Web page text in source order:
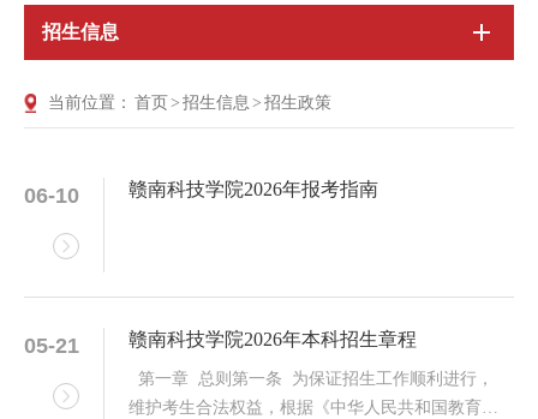
招生信息
当前位置： 首页 > 招生信息 > 招生政策
06-10 赣南科技学院2026年报考指南
05-21 赣南科技学院2026年本科招生章程
第一章 总则第一条 为保证招生工作顺利进行，
维护考生合法权益，根据《中华人民共和国教育